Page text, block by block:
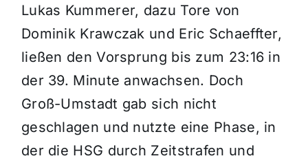
Lukas Kummerer, dazu Tore von
Dominik Krawczak und Eric Schaeffter,
ließen den Vorsprung bis zum 23:16 in
der 39. Minute anwachsen. Doch
Groß-Umstadt gab sich nicht
geschlagen und nutzte eine Phase, in
der die HSG durch Zeitstrafen und